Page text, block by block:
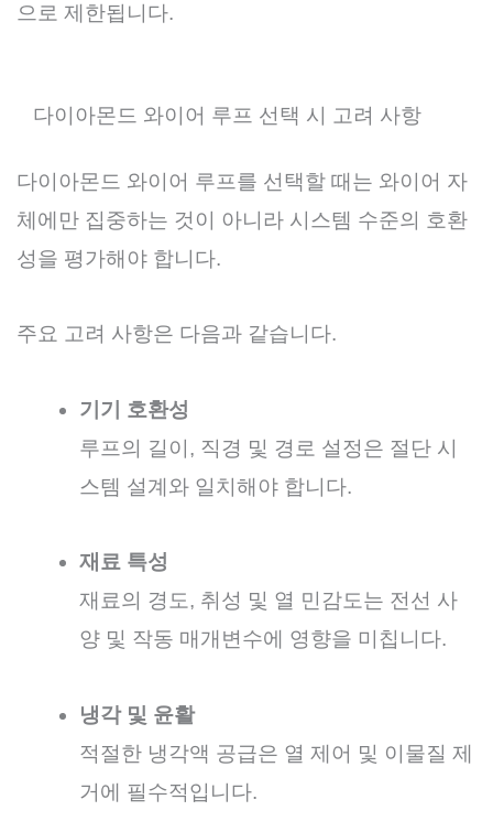
으로 제한됩니다.
다이아몬드 와이어 루프 선택 시 고려 사항
다이아몬드 와이어 루프를 선택할 때는 와이어 자
체에만 집중하는 것이 아니라 시스템 수준의 호환
성을 평가해야 합니다.
주요 고려 사항은 다음과 같습니다.
기기 호환성
루프의 길이, 직경 및 경로 설정은 절단 시
스템 설계와 일치해야 합니다.
재료 특성
재료의 경도, 취성 및 열 민감도는 전선 사
양 및 작동 매개변수에 영향을 미칩니다.
냉각 및 윤활
적절한 냉각액 공급은 열 제어 및 이물질 제
거에 필수적입니다.